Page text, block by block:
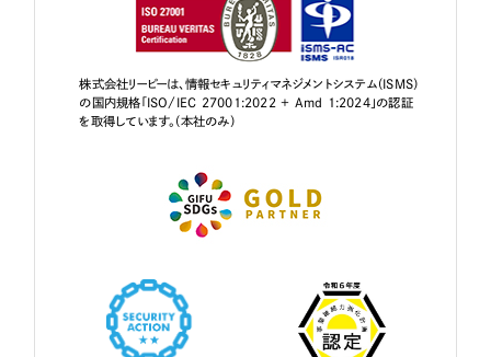
株式会社リーピーは、情報セキュリティマネジメントシステム（ISMS）
の国内規格「ISO/IEC 27001:2022 + Amd 1:2024」の認証
を取得しています。（本社のみ）